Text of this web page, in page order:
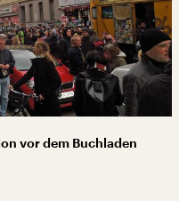
vor dem Buchladen